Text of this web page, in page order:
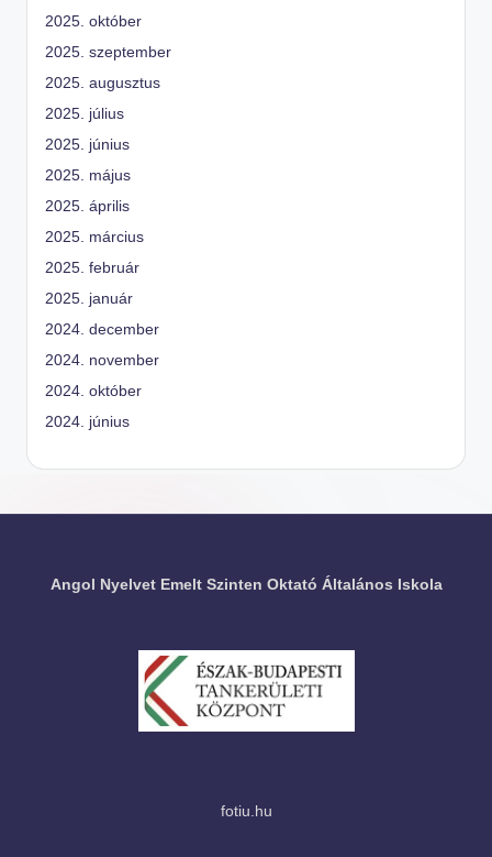
2025. október
2025. szeptember
2025. augusztus
2025. július
2025. június
2025. május
2025. április
2025. március
2025. február
2025. január
2024. december
2024. november
2024. október
2024. június
Angol Nyelvet Emelt Szinten Oktató Általános Iskola
fotiu.hu